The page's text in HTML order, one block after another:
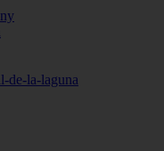
de-la-laguna